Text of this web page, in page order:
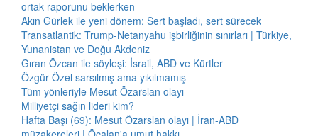
ortak raporunu beklerken
Akın Gürlek ile yeni dönem: Sert başladı, sert sürecek
Transatlantik: Trump-Netanyahu işbirliğinin sınırları | Türkiye,
Yunanistan ve Doğu Akdeniz
Gıran Özcan ile söyleşi: İsrail, ABD ve Kürtler
Özgür Özel sarsılmış ama yıkılmamış
Tüm yönleriyle Mesut Özarslan olayı
Milliyetçi sağın lideri kim?
Hafta Başı (69): Mesut Özarslan olayı | İran-ABD